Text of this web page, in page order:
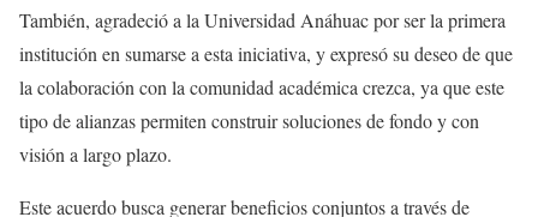
También, agradeció a la Universidad Anáhuac por ser la primera
institución en sumarse a esta iniciativa, y expresó su deseo de que
la colaboración con la comunidad académica crezca, ya que este
tipo de alianzas permiten construir soluciones de fondo y con
visión a largo plazo.
Este acuerdo busca generar beneficios conjuntos a través de